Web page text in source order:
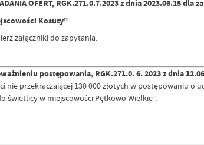
OFERT, RGK.271.0.7.2023 z dnia 2023.06.15
Kosuty"
załączniki do zapytania.
postępowania, RGK.271.0. 6. 2023 z dnia
nie przekraczającej 130 000 złotych w postępowaniu
świetlicy w miejscowości Pętkowo Wielkie’’.